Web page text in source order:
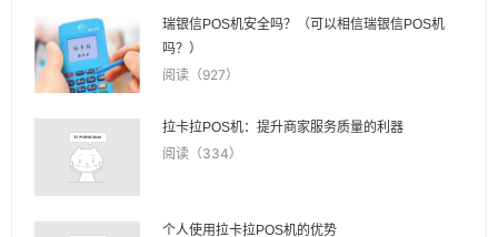
瑞银信POS机安全吗？（可以相信瑞银信POS机
吗？）
阅读（927）
拉卡拉POS机：提升商家服务质量的利器
阅读（334）
个人使用拉卡拉POS机的优势